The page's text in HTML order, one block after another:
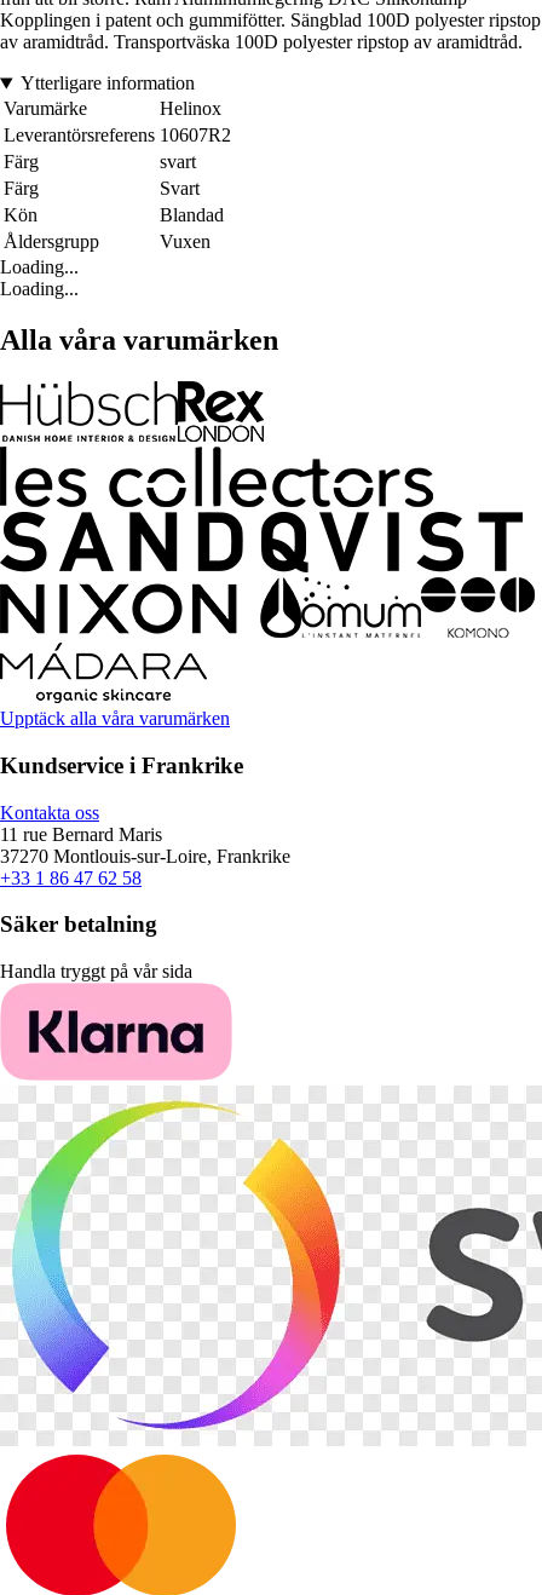
Kopplingen i patent och gummifötter. Sängblad 100D polyester ripstop
av aramidtråd. Transportväska 100D polyester ripstop av aramidtråd.
Ytterligare information
Varumärke
Helinox
Leverantörsreferens 10607R2
Färg
svart
Färg
Svart
Kön
Blandad
Åldersgrupp
Vuxen
Loading...
Loading...
Alla våra varumärken
Upptäck alla våra varumärken
Kundservice i Frankrike
Kontakta oss
11 rue Bernard Maris
37270 Montlouis-sur-Loire, Frankrike
+33 1 86 47 62 58
Säker betalning
Handla tryggt på vår sida